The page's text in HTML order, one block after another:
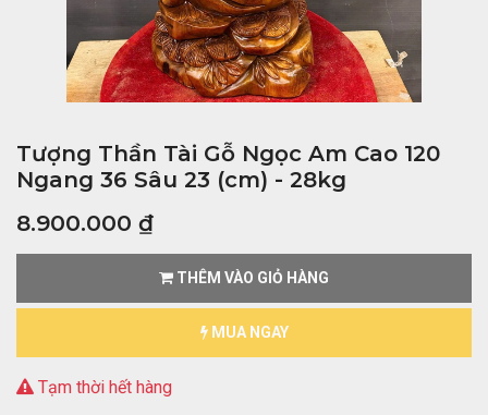
Tượng Thần Tài Gỗ Ngọc Am Cao 120
Ngang 36 Sâu 23 (cm) - 28kg
8.900.000 ₫
THÊM VÀO GIỎ HÀNG
MUA NGAY
Tạm thời hết hàng